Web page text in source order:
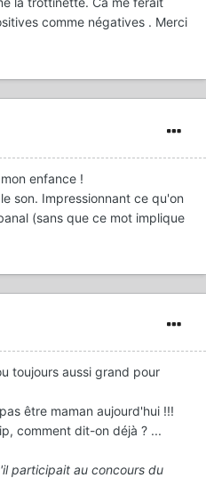
comme négatives . Merci
enfance !
son. Impressionnant ce qu'on
(sans que ce mot implique
toujours aussi grand pour
être maman aujourd'hui !!!
comment dit-on déjà ? ...
participait au concours du